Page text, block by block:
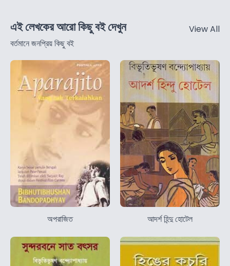
এই লেখকের আরো কিছু বই দেখুন
বর্তমানে জনপ্রিয় কিছু বই
View All
অপরাজিত আদর্শ হিন্দু হোটেল